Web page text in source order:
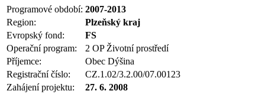
Programové období: 2007-2013
Region:
Plzeňský kraj
Evropský fond:
FS
Operační program:
2 OP Životní prostředí
Příjemce:
Obec Dýšina
Registrační číslo:
CZ.1.02/3.2.00/07.00123
Zahájení projektu:
27. 6. 2008